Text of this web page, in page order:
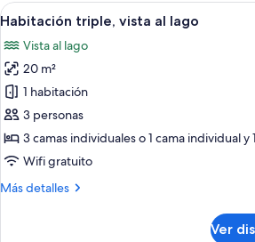
Ver
todas
las
fotos
de
Habitación
triple,
vista
lago
6
Habitación triple, vista al lago
Vista al lago
20 m²
1 habitación
3 personas
3 camas individuales o 1 cama individual y
Wifi gratuito
Más detalles
Más
Ver